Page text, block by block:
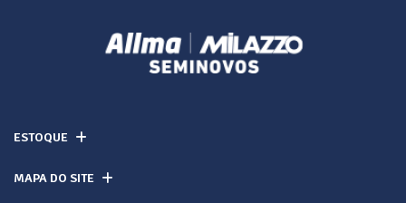
ESTOQUE
MAPA DO SITE